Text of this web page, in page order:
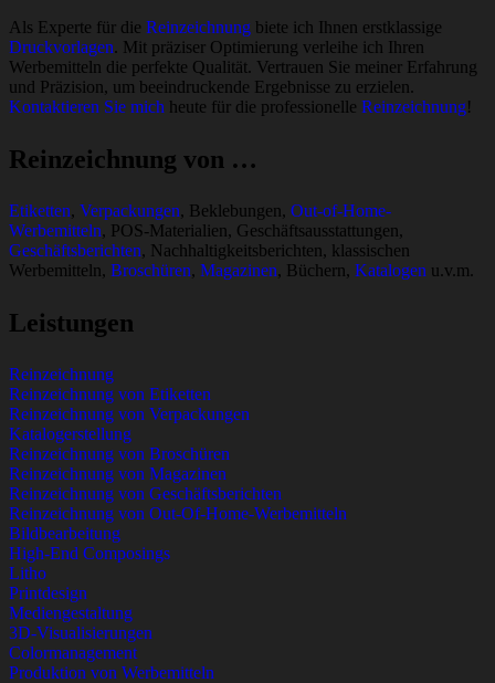
Als Experte für die Reinzeichnung biete ich Ihnen erstklassige
Druckvorlagen. Mit präziser Optimierung verleihe ich Ihren
Werbemitteln die perfekte Qualität. Vertrauen Sie meiner Erfahrung
und Präzision, um beeindruckende Ergebnisse zu erzielen.
Kontaktieren Sie mich heute für die professionelle Reinzeichnung!
Reinzeichnung von …
Etiketten, Verpackungen, Beklebungen, Out-of-Home-
Werbemitteln, POS-Materialien, Geschäftsausstattungen,
Geschäftsberichten, Nachhaltigkeitsberichten, klassischen
Werbemitteln, Broschüren, Magazinen, Büchern, Katalogen u.v.m.
Leistungen
Reinzeichnung
Reinzeichnung von Etiketten
Reinzeichnung von Verpackungen
Katalogerstellung
Reinzeichnung von Broschüren
Reinzeichnung von Magazinen
Reinzeichnung von Geschäftsberichten
Reinzeichnung von Out-Of-Home-Werbemitteln
Bildbearbeitung
High-End Composings
Litho
Printdesign
Mediengestaltung
3D-Visualisierungen
Colormanagement
Produktion von Werbemitteln